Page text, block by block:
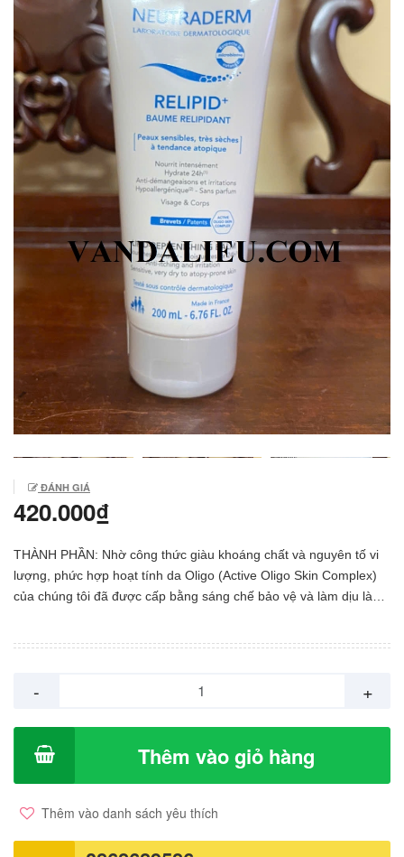
ĐÁNH GIÁ
420.000₫
THÀNH PHẦN: Nhờ công thức giàu khoáng chất và nguyên tố vi
lượng, phức hợp hoạt tính da Oligo (Active Oligo Skin Complex)
của chúng tôi đã được cấp bằng sáng chế bảo vệ và làm dịu làn
tình trạng mất nước quá mức qua da – Tái tạo cấu trúc màng lipid
dính 0% Mineral oil 0% Perfume 98% thành phần phân hủy sinh
học ĐỐI TƯỢNG SỬ DỤNG: Chăm sóc da cho cả gia đình kể cả
DẪN SỬ DỤNG: Sử dụng hằng ngày Bảo quản: Tránh ánh sáng
trực tiếp từ mặt trời Quy cách: Tuýp 200ml Xuất xứ: Pháp
- +
Thêm vào giỏ hàng
Thêm vào danh sách yêu thích